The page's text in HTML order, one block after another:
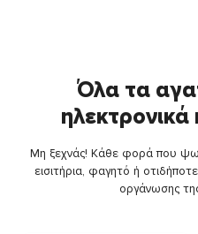
Όλα τα
Μη ξεχνάς! Κάθε φορά που
εισιτήρια, φαγητό ή
οργάνωσης